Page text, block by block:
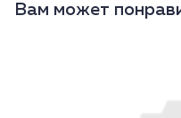
Вам может